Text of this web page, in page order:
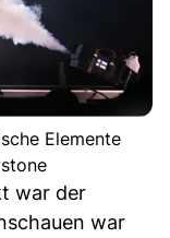
Elemente
war der
war